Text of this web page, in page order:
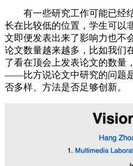
有一些研究工作可能已经结
长在比较低的位置，学生可以
文即便发表出来了影响力也不
论文数量越来越多，比如我们
了看在顶会上发表论文的数量
——比方说论文中研究的问题
否多样、方法是否足够创新。